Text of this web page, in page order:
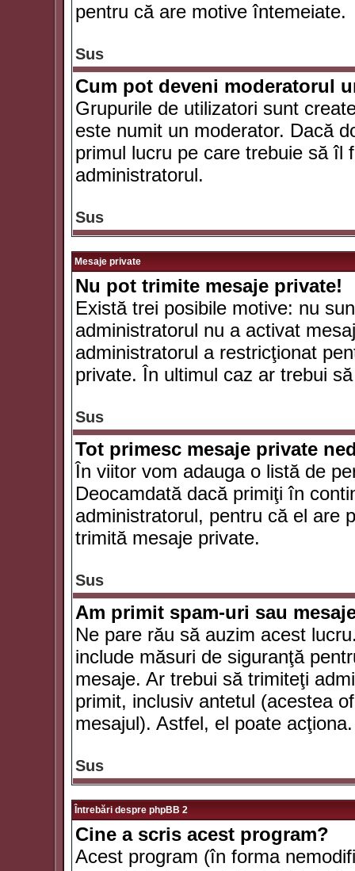
pentru că are motive întemeiate.
Sus
Cum pot deveni moderatorul
Grupurile de utilizatori sunt
este numit un moderator. Dacă
primul lucru pe care trebuie să îl
administratorul.
Sus
Mesaje private
Nu pot trimite mesaje private!
Există trei posibile motive: nu
administratorul nu a activat
administratorul a restricţionat
private. În ultimul caz ar trebui
Sus
Tot primesc mesaje private
În viitor vom adauga o listă de
Deocamdată dacă primiţi în
administratorul, pentru că el are
trimită mesaje private.
Sus
Am primit spam-uri sau
Ne pare rău să auzim acest
include măsuri de siguranţă
mesaje. Ar trebui să trimiteţi
primit, inclusiv antetul (acestea
mesajul). Astfel, el poate acţiona.
Sus
Întrebări despre phpBB 2
Cine a scris acest program?
Acest program (în forma